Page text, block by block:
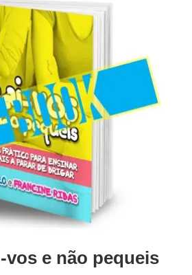
vos e não pequeis